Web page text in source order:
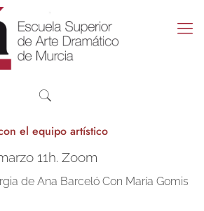
el equipo artístico
11h. Zoom
de Ana Barceló Con María Gomis